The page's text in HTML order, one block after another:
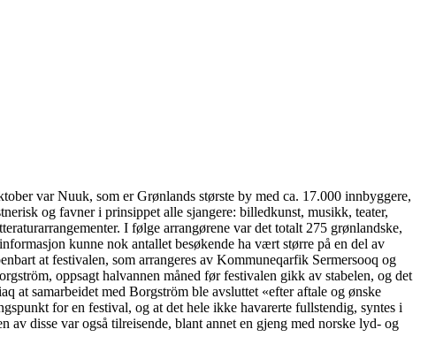
var Nuuk, som er Grønlands største by med ca. 17.000 innbyggere,
og favner i prinsippet alle sjangere: billedkunst, musikk, teater,
I følge arrangørene var det totalt 275 grønlandske,
kunne nok antallet besøkende ha vært større på en del av
at festivalen, som arrangeres av Kommuneqarfik Sermersooq og
oppsagt halvannen måned før festivalen gikk av stabelen, og det
at samarbeidet med Borgström ble avsluttet «efter aftale og ønske
for en festival, og at det hele ikke havarerte fullstendig, syntes i
disse var også tilreisende, blant annet en gjeng med norske lyd- og